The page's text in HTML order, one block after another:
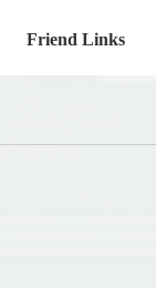
Friend Links